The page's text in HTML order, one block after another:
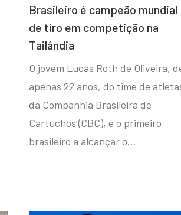
Brasileiro é campeão mundial
de tiro em competição na
Tailândia
O jovem Lucas Roth de Oliveira,
apenas 22 anos, do time de
da Companhia Brasileira de
Cartuchos (CBC), é o primeiro
brasileiro a alcançar o…